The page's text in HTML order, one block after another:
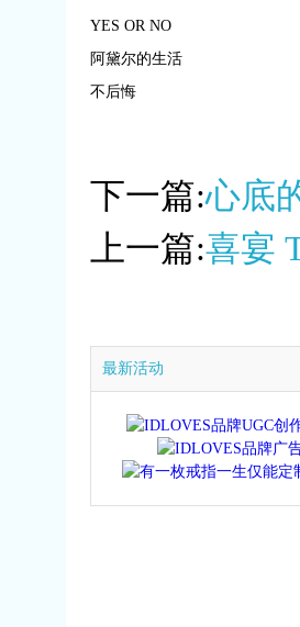
YES OR NO
阿黛尔的生活
不后悔
下一篇:心底
上一篇:喜宴
最新活动